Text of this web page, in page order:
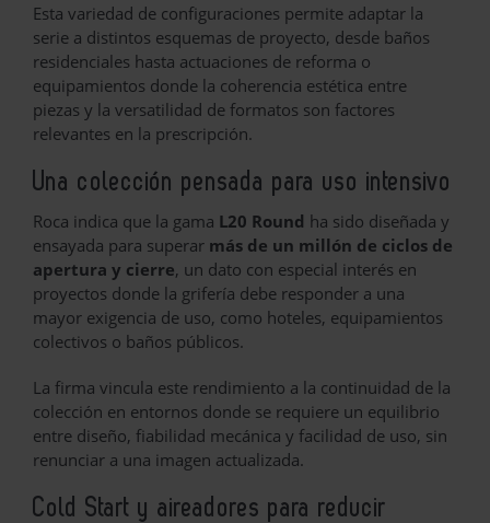
Esta variedad de configuraciones permite adaptar la
serie a distintos esquemas de proyecto, desde baños
residenciales hasta actuaciones de reforma o
equipamientos donde la coherencia estética entre
piezas y la versatilidad de formatos son factores
relevantes en la prescripción.
Una colección pensada para uso intensivo
Roca indica que la gama L20 Round ha sido diseñada y
ensayada para superar más de un millón de ciclos de
apertura y cierre, un dato con especial interés en
proyectos donde la grifería debe responder a una
mayor exigencia de uso, como hoteles, equipamientos
colectivos o baños públicos.
La firma vincula este rendimiento a la continuidad de la
colección en entornos donde se requiere un equilibrio
entre diseño, fiabilidad mecánica y facilidad de uso, sin
renunciar a una imagen actualizada.
Cold Start y aireadores para reducir